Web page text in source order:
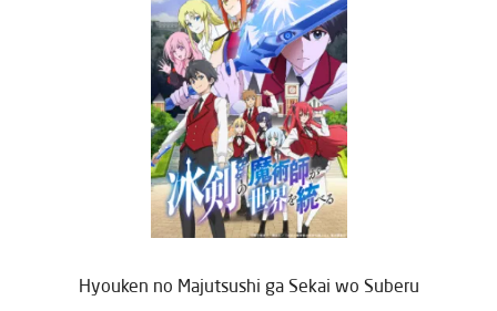
Hyouken no Majutsushi ga Sekai wo Suberu